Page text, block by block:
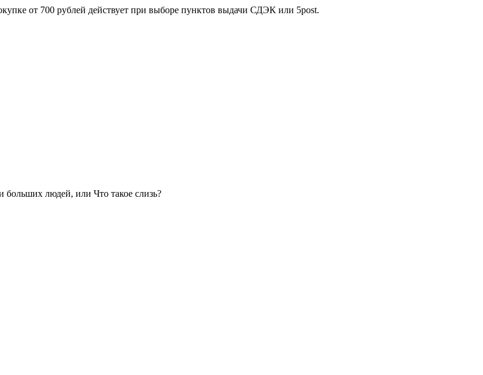
от 700 рублей действует при выборе пунктов выдачи СДЭК или 5post.
больших людей, или Что такое слизь?